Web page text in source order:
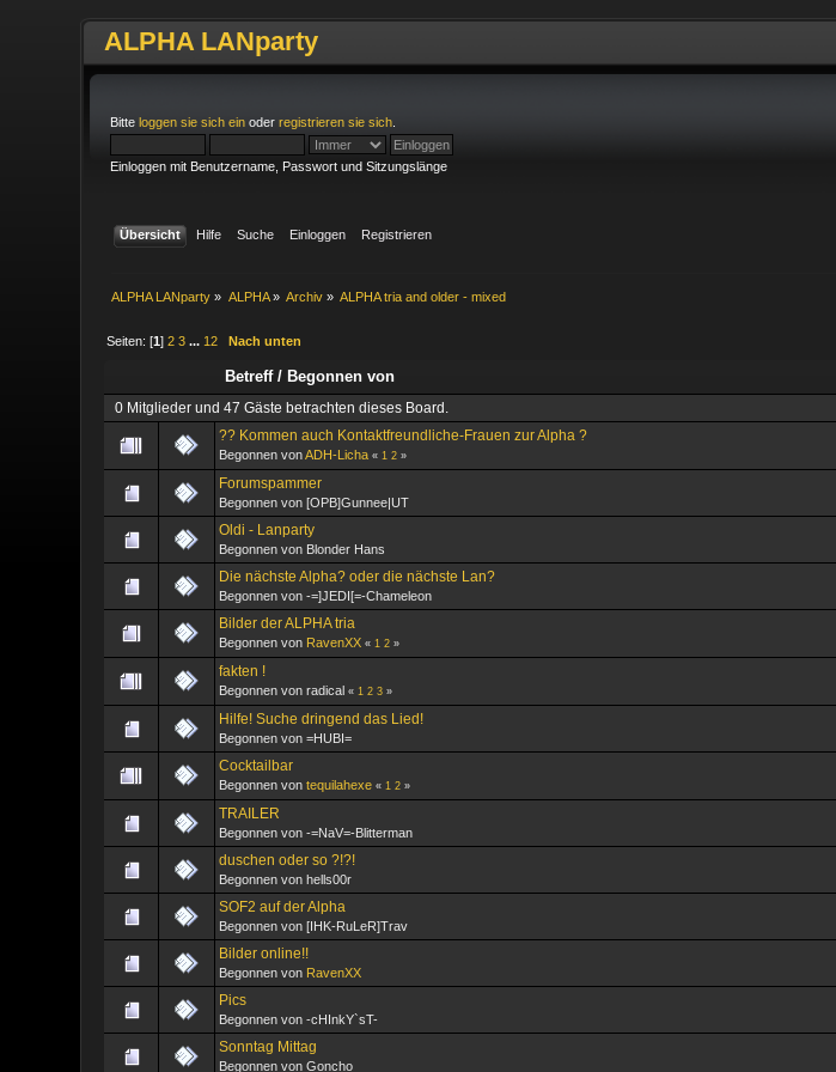
ALPHA LANparty
Bitteloggen sie sich ein oderregistrieren sie sich
Einloggen mit Benutzername, Passwort und Sitzungslänge
Übersicht Hilfe Suche Einloggen Registrieren
ALPHA LANparty » ALPHA» Archiv » ALPHA tria and older - mixed
Seiten: [1]2 3 ... 12 Nach unten
Betreff/Begonnen von
0 Mitglieder und 47 Gäste betrachten dieses Board.
?? Kommen auch Kontaktfreundliche-Frauen zur Alpha ?
Begonnen vonADH-Licha « 1 2 »
Forumspammer
Begonnen von [OPB]Gunnee|UT
Oldi - Lanparty
Begonnen von Blonder Hans
Die nächste Alpha? oder die nächste Lan?
Begonnen von -=]JEDI[=-Chameleon
Bilder der ALPHA tria
Begonnen von RavenXX « 1 2 »
fakten !
Begonnen von radical« 1 2 3 »
Hilfe! Suche dringend das Lied!
Begonnen von =HUBI=
Cocktailbar
Begonnen vontequilahexe « 1 2 »
TRAILER
Begonnen von -=NaV=-Blitterman
duschen oder so ?!?!
Begonnen von hells00r
SOF2 auf der Alpha
Begonnen von [IHK-RuLeR]Trav
Bilder online!!
Begonnen von RavenXX
Pics
Begonnen von -cHInkY`sT-
Sonntag Mittag
Begonnen von Goncho